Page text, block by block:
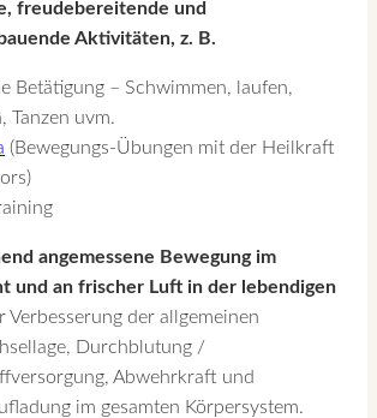
freudebereitende und
Aktivitäten, z. B.
Betätigung – Schwimmen, laufen,
Tanzen uvm.
(Bewegungs-Übungen mit der Heilkraft
angemessene Bewegung im
und an frischer Luft in der lebendigen
Verbesserung der allgemeinen
Durchblutung /
Abwehrkraft und
im gesamten Körpersystem.